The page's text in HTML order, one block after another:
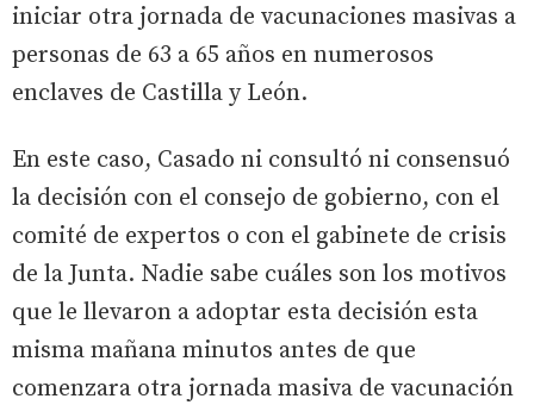
iniciar otra jornada de vacunaciones masivas a
personas de 63 a 65 años en numerosos
enclaves de Castilla y León.
En este caso, Casado ni consultó ni consensuó
la decisión con el consejo de gobierno, con el
comité de expertos o con el gabinete de crisis
de la Junta. Nadie sabe cuáles son los motivos
que le llevaron a adoptar esta decisión esta
misma mañana minutos antes de que
comenzara otra jornada masiva de vacunación